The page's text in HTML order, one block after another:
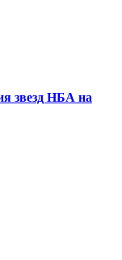
звезд НБА на